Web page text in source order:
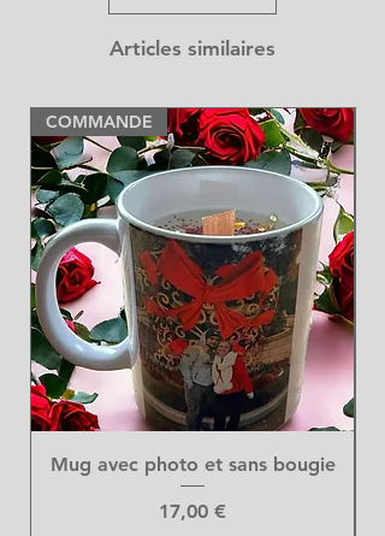
Articles similaires
COMMANDE
Mug avec photo et sans bougie
Prix
17,00 €